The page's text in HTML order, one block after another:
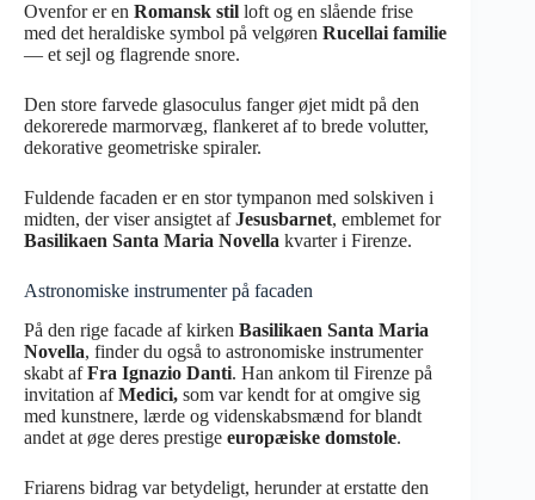
Ovenfor er en Romansk stil loft og en slående frise
med det heraldiske symbol på velgøren Rucellai familie
— et sejl og flagrende snore.
Den store farvede glasoculus fanger øjet midt på den
dekorerede marmorvæg, flankeret af to brede volutter,
dekorative geometriske spiraler.
Fuldende facaden er en stor tympanon med solskiven i
midten, der viser ansigtet afJesusbarnet, emblemet for
Basilikaen Santa Maria Novella kvarter i Firenze.
Astronomiske instrumenter på facaden
På den rige facade af kirken Basilikaen Santa Maria
Novella, finder du også to astronomiske instrumenter
skabt afFra Ignazio Danti. Han ankom til Firenze på
invitation afMedici, som var kendt for at omgive sig
med kunstnere, lærde og videnskabsmænd for blandt
andet at øge deres prestige europæiske domstole.
Friarens bidrag var betydeligt, herunder at erstatte den